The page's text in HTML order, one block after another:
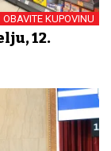
OBAVITE KUPOVINU
12.